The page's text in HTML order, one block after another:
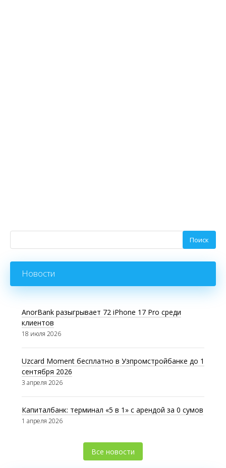
Новости
AnorBank разыгрывает 72 iPhone 17 Pro среди
клиентов
18 июля 2026
Uzcard Moment бесплатно в Узпромстройбанке до 1
сентября 2026
3 апреля 2026
Капиталбанк: терминал «5 в 1» с арендой за 0 сумов
1 апреля 2026
Все новости